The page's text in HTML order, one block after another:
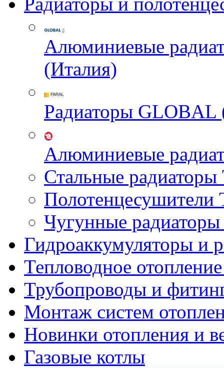
Алюминиевые
(Италия)
Радиаторы GLOBAL
Алюминиевые
Стальные
Чугунные
Гидроаккумуляторы и
Тепловодное
Трубопроводы и
Монтаж систем
Новинки отопления и
Газовые котлы